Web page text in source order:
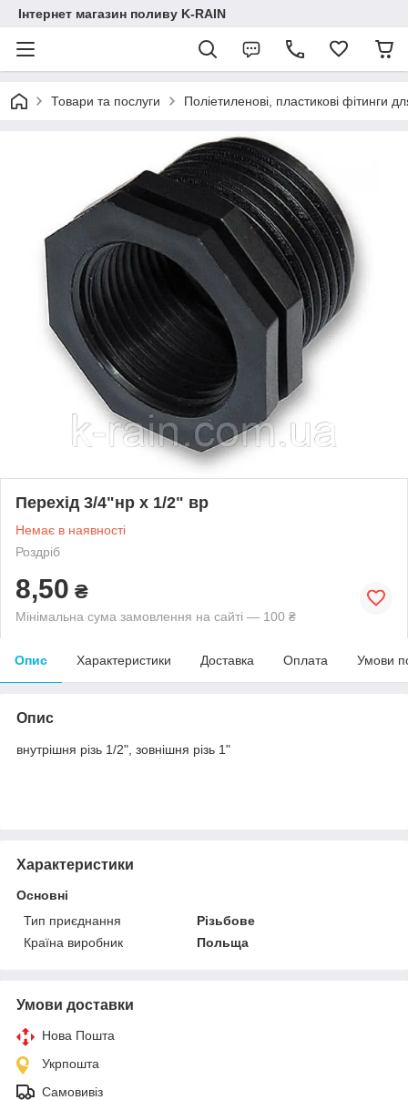
Інтернет магазин поливу K-RAIN
Товари та послуги Поліетиленові, пластикові фітинги
Перехід 3/4"нр х 1/2" вр
Немає в наявності
Роздріб
8,50 ₴
Мінімальна сума замовлення на сайті — 100 ₴
Опис Характеристики Доставка Оплата Умови
Опис
внутрішня різь 1/2", зовнішня різь 1"
Характеристики
Основні
Тип приєднання
Різьбове
Країна виробник
Польща
Умови доставки
Нова Пошта
Укрпошта
Самовивіз